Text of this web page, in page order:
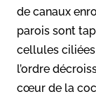
de canaux
parois sont
cellules ciliées
l’ordre
cœur de la